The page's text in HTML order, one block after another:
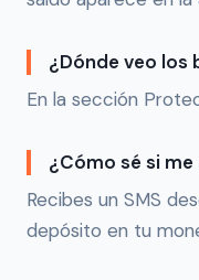
¿Dónde veo los
En la sección
¿Cómo sé si
Recibes un SMS
depósito en tu